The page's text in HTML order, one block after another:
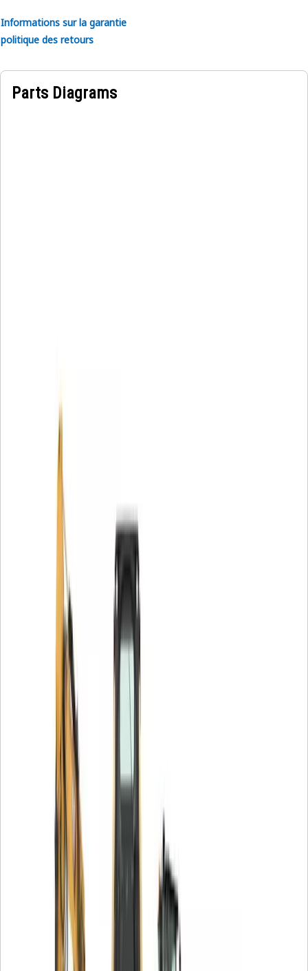
Informations sur la garantie
politique des retours
Parts Diagrams